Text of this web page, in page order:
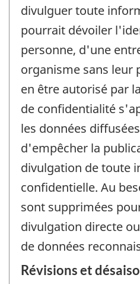
divulguer toute
pourrait dévoiler
personne, d'une
organisme sans leur
en être autorisé par
de confidentialité
les données
d'empêcher la
divulgation de toute
confidentielle. Au
sont supprimées
divulgation directe
de données
Révisions et